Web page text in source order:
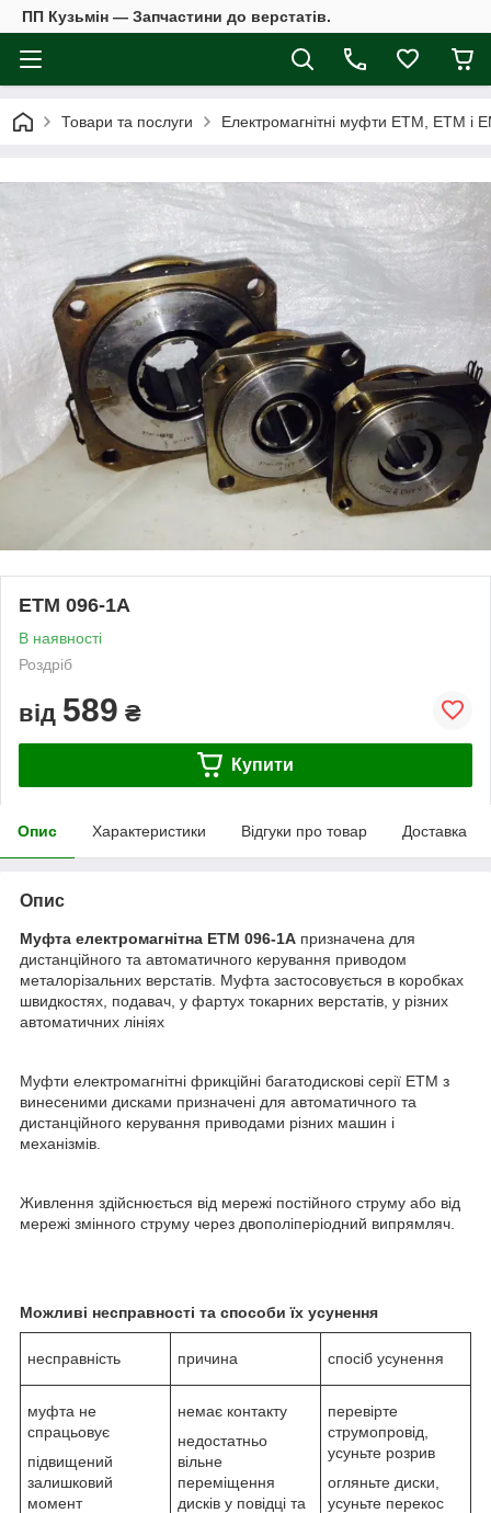
ПП Кузьмін — Запчастини до верстатів.
Товари та послуги Електромагнітні муфти ЕТМ, ЕТМ і
ЕТМ 096-1А
В наявності
Роздріб
від 589 ₴
Купити
Опис Характеристики Відгуки про товар Доставка
Опис
Муфта електромагнітна ЕТМ 096-1А призначена для
дистанційного та автоматичного керування приводом
металорізальних верстатів. Муфта застосовується в коробках
швидкостях, подавач, у фартух токарних верстатів, у різних
автоматичних лініях
Муфти електромагнітні фрикційні багатодискові серії ЕТМ з
винесеними дисками призначені для автоматичного та
дистанційного керування приводами різних машин і
механізмів.
Живлення здійснюється від мережі постійного струму або від
мережі змінного струму через двополіперіодний випрямляч.
Можливі несправності та способи їх усунення
несправність причина спосіб усунення
муфта не
спрацьовує
підвищений
залишковий
момент
немає контакту
недостатньо
вільне
переміщення
дисків у повідці та
перевірте
струмопровід,
усуньте розрив
огляньте диски,
усуньте перекос